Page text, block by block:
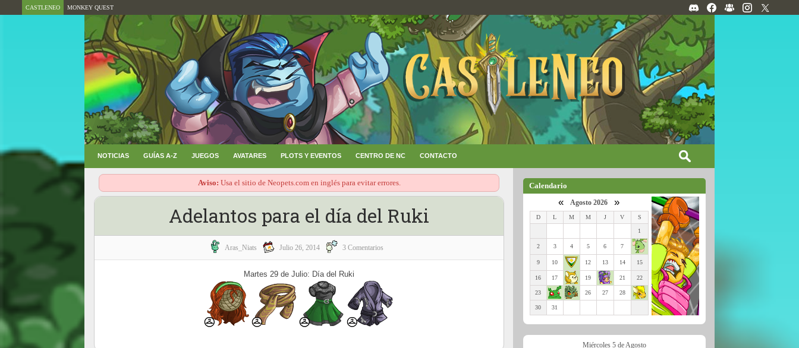
CASTLENEO MONKEY QUEST
NOTICIAS GUÍAS A-Z JUEGOS AVATARES PLOTS Y EVENTOS CENTRO DE NC CONTACTO
Aviso: Usa el sitio de Neopets.com en inglés para evitar errores.
Adelantos para el día del Ruki
Aras_Niats Julio 26, 2014 3 Comentarios
Martes 29 de Julio: Día del Ruki
Calendario
« Agosto 2026 »
D L M M J V S
1
2 3 4 5 6 7
9 10 12 13 14 15
16 17 19 21 22
23 26 27 28
30 31
Miércoles 5 de Agosto